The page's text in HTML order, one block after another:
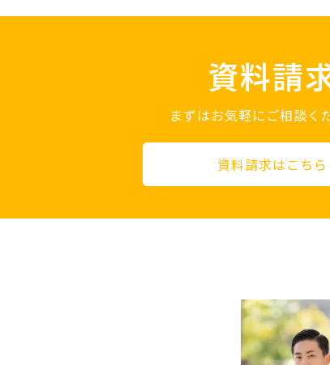
資料請
まずはお気軽にご相談く
資料請求はこちら